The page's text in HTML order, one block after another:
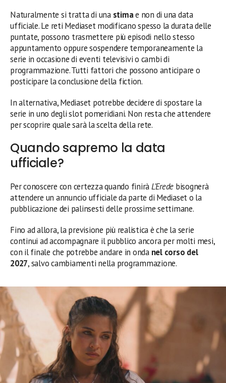
Naturalmente si tratta di una stimae non di una data
ufficiale. Le reti Mediaset modificano spesso la durata delle
puntate, possono trasmettere più episodi nello stesso
appuntamento oppure sospendere temporaneamente la
serie in occasione di eventi televisivi o cambi di
programmazione. Tutti fattori che possono anticipare o
posticipare la conclusione della fiction.
In alternativa, Mediaset potrebbe decidere di spostare la
serie in uno degli slot pomeridiani. Non resta che attendere
per scoprire quale sarà la scelta della rete.
Quando sapremo la data
ufficiale?
Per conoscere con certezza quando finiràL’Erede bisognerà
attendere un annuncio ufficiale da parte di Mediaset o la
pubblicazione dei palinsesti delle prossime settimane.
Fino ad allora, la previsione più realistica è che la serie
continui ad accompagnare il pubblico ancora per molti mesi,
con il finale che potrebbe andare in onda nel corso del
2027, salvo cambiamenti nella programmazione.